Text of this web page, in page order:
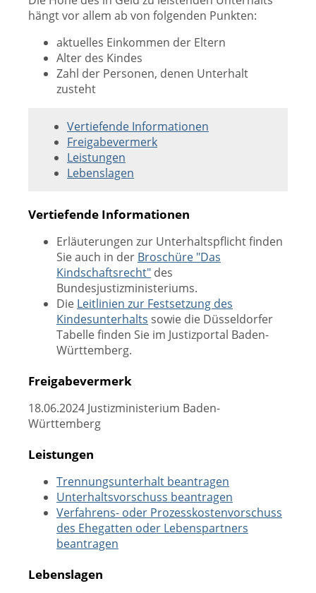
hängt vor allem ab von folgenden Punkten:
aktuelles Einkommen der Eltern
Alter des Kindes
Zahl der Personen, denen Unterhalt
zusteht
Vertiefende Informationen
Freigabevermerk
Leistungen
Lebenslagen
Vertiefende Informationen
Erläuterungen zur Unterhaltspflicht finden
Sie auch in der Broschüre "Das
Kindschaftsrecht" des
Bundesjustizministeriums.
Die Leitlinien zur Festsetzung des
Kindesunterhalts sowie die Düsseldorfer
Tabelle finden Sie im Justizportal Baden-
Württemberg.
Freigabevermerk
18.06.2024 Justizministerium Baden-
Württemberg
Leistungen
Trennungsunterhalt beantragen
Unterhaltsvorschuss beantragen
Verfahrens- oder Prozesskostenvorschuss
des Ehegatten oder Lebenspartners
beantragen
Lebenslagen